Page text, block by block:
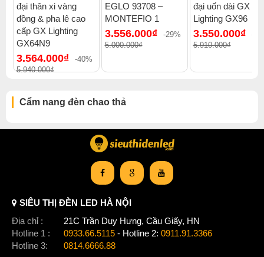
Xem thêm: Đèn chao thả cổ điển,Đèn chao thả đèn thả ba,
Đèn chao thả 2000-3000k,Đèn chao thả chung cư cao cấp,
Đèn chao thả penthouse,
Đèn chao thả đèn chao thả gx lighting
đại thân xi vàng
đồng & pha lê cao
cấp GX Lighting
GX64N9
3.564.000₫
-40%
5.940.000₫
EGLO 93708 –
MONTEFIO 1
3.556.000₫
-29%
5.000.000₫
đại uốn dài GX
Lighting GX96
3.550.000₫
-
5.910.000₫
Cẩm nang đèn chao thả
SIÊU THỊ ĐÈN LED HÀ NỘI
Địa chỉ :
21C Trần Duy Hưng, Cầu Giấy, HN
Hotline 1 :
0933.66.5115 - Hotline 2: 0911.91.3366
Hotline 3:
0814.6666.88